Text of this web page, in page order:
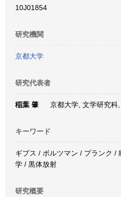
10J01854
研究機関
京都大学
研究代表者
稲葉 肇 京都大学, 文学研究科
キーワード
ギブス / ボルツマン / プランク /
学 / 黒体放射
研究概要